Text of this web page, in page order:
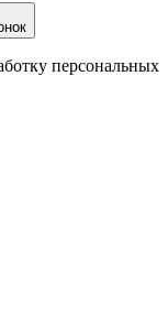
персональных